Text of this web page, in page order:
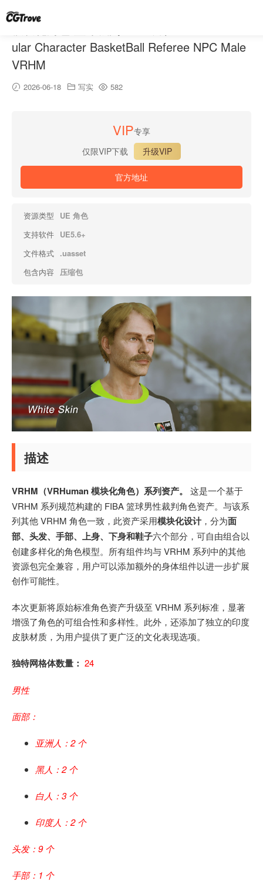
ular Character BasketBall Referee NPC Male
VRHM
2026-06-18 写实 582
VIP专享
仅限VIP下载
升级VIP
官方地址
资源类型
UE 角色
支持软件 UE5.6+
文件格式 .uasset
包含内容
压缩包
描述
VRHM（VRHuman 模块化角色）系列资产。
这是一个基于
VRHM 系列规范构建的 FIBA 篮球男性裁判角色资产。与该系
列其他 VRHM 角色一致，此资产采用模块化设计，分为面
部、头发、手部、上身、下身和鞋子六个部分，可自由组合以
创建多样化的角色模型。所有组件均与 VRHM 系列中的其他
资源包完全兼容，用户可以添加额外的身体组件以进一步扩展
创作可能性。
本次更新将原始标准角色资产升级至 VRHM 系列标准，显著
增强了角色的可组合性和多样性。此外，还添加了独立的印度
皮肤材质，为用户提供了更广泛的文化表现选项。
独特网格体数量： 24
男性
面部：
亚洲人：2 个
黑人：2 个
白人：3 个
印度人：2 个
头发：9 个
手部：1 个